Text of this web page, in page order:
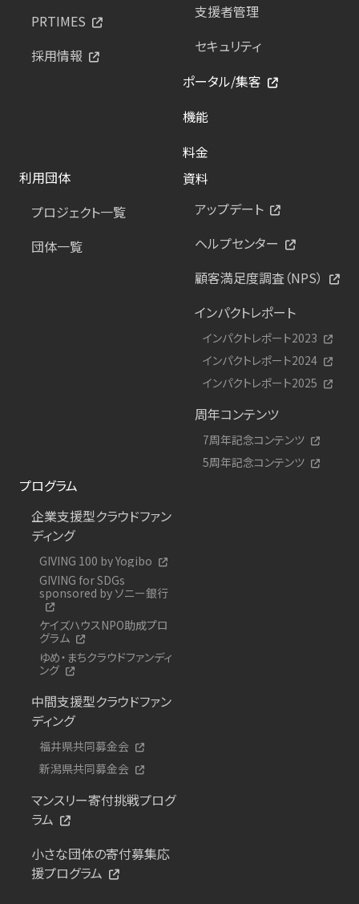
PRTIMES
採用情報
支援者管理
セキュリティ
ポータル/集客
機能
料金
利用団体
プロジェクト一覧
団体一覧
資料
アップデート
ヘルプセンター
顧客満足度調査（NPS）
インパクトレポート
インパクトレポート2023
インパクトレポート2024
インパクトレポート2025
周年コンテンツ
7周年記念コンテンツ
5周年記念コンテンツ
プログラム
企業支援型クラウドファン
ディング
GIVING 100 by Yogibo
GIVING for SDGs
sponsored by ソニー銀行
ケイズハウスNPO助成プロ
グラム
ゆめ・まちクラウドファンディ
ング
中間支援型クラウドファン
ディング
福井県共同募金会
新潟県共同募金会
マンスリー寄付挑戦プログ
ラム
小さな団体の寄付募集応
援プログラム